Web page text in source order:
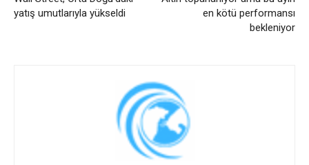
yatış umutlarıyla yükseldi
en kötü performansı
bekleniyor